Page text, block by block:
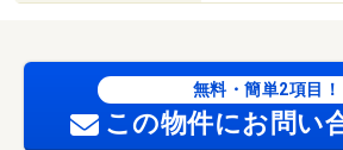
無料・簡単2項目！
この物件にお問い